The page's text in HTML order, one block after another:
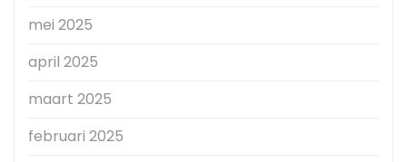
mei 2025
april 2025
maart 2025
februari 2025